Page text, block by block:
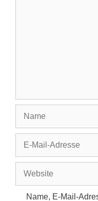
Adresse
Name, E-Mail-